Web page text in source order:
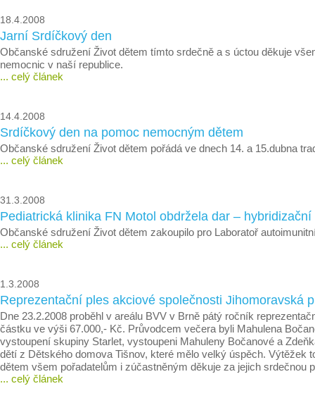
18.4.2008
Jarní Srdíčkový den
Občanské sdružení Život dětem tímto srdečně a s úctou děkuje
nemocnic v naší republice.
... celý článek
14.4.2008
Srdíčkový den na pomoc nemocným dětem
Občanské sdružení Život dětem pořádá ve dnech 14. a 15.dubna
... celý článek
31.3.2008
Pediatrická klinika FN Motol obdržela dar –
Občanské sdružení Život dětem zakoupilo pro Laboratoř
... celý článek
1.3.2008
Reprezentační ples akciové společnosti Jihomoravská
Dne 23.2.2008 proběhl v areálu BVV v Brně pátý ročník
částku ve výši 67.000,- Kč. Průvodcem večera byli Mahulena
vystoupení skupiny Starlet, vystoupeni Mahuleny Bočanové a
dětí z Dětského domova Tišnov, které mělo velký úspěch.
dětem všem pořadatelům i zúčastněným děkuje za jejich
... celý článek